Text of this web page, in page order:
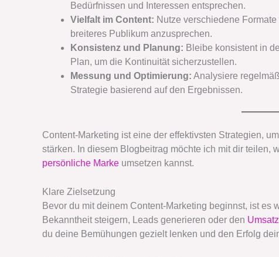
Bedürfnissen und Interessen entsprechen.
Vielfalt im Content: Nutze verschiedene
breiteres Publikum anzusprechen.
Konsistenz und Planung: Bleibe konsistent in
Plan, um die Kontinuität sicherzustellen.
Messung und Optimierung: Analysiere
Strategie basierend auf den Ergebnissen.
Content-Marketing ist eine der effektivsten Strategien,
stärken. In diesem Blogbeitrag möchte ich mit dir teilen,
persönliche Marke umsetzen kannst.
Klare Zielsetzung
Bevor du mit deinem Content-Marketing beginnst, ist
Bekanntheit steigern, Leads generieren oder den
du deine Bemühungen gezielt lenken und den Erfolg